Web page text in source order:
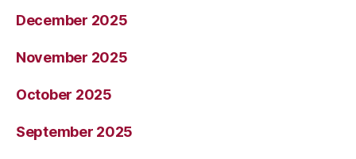
December 2025
November 2025
October 2025
September 2025